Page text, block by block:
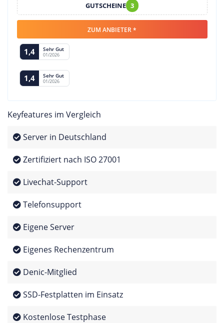
GUTSCHEINE 3
ZUM ANBIETER *
1,4 Sehr Gut
01/2026
1,4 Sehr Gut
01/2026
Keyfeatures im Vergleich
Server in Deutschland
Zertifiziert nach ISO 27001
Livechat-Support
Telefonsupport
Eigene Server
Eigenes Rechenzentrum
Denic-Mitglied
SSD-Festplatten im Einsatz
Kostenlose Testphase